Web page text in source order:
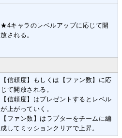
★4キャラのレベルアップに応じて開
放される。
【信頼度】もしくは【ファン数】に応
じて開放される。
【信頼度】はプレゼントするとレベル
が上がっていく。
【ファン数】はラプターをチームに編
成してミッションクリアで上昇。